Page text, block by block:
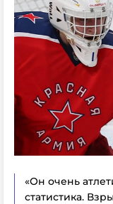
«Он очень
статистика.